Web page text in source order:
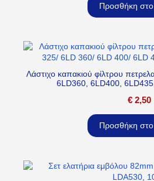
Προσθήκη στο
Λάστιχο καπακιού φίλτρου
6LD360, 6LD400,
€ 2,50
Προσθήκη στο